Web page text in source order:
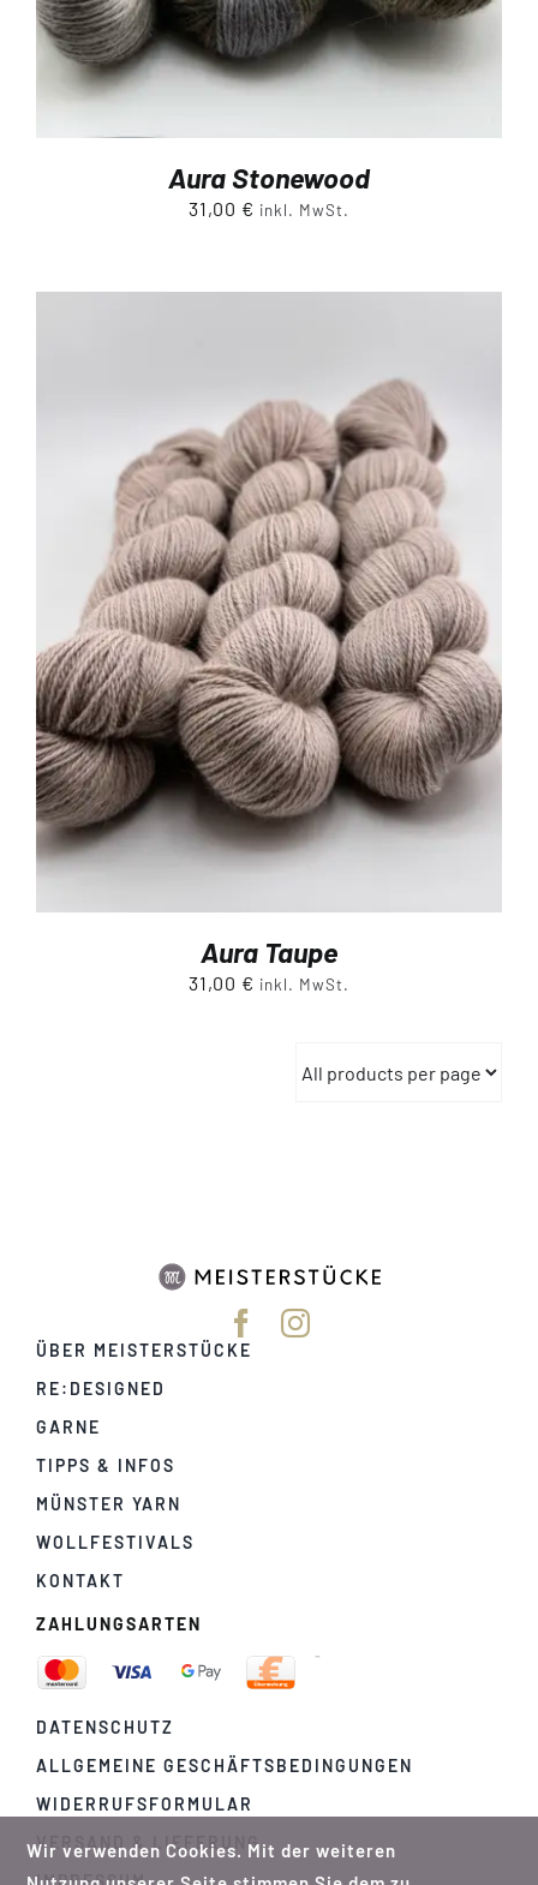
Aura Stonewood
31,00 € inkl. MwSt.
Aura Taupe
31,00 € inkl. MwSt.
ÜBER MEISTERSTÜCKE
RE:DESIGNED
GARNE
TIPPS & INFOS
MÜNSTER YARN
WOLLFESTIVALS
KONTAKT
ZAHLUNGSARTEN
DATENSCHUTZ
ALLGEMEINE GESCHÄFTSBEDINGUNGEN
WIDERRUFSFORMULAR
VERSAND & LIEFERUNG
Wir verwenden Cookies. Mit der weiteren